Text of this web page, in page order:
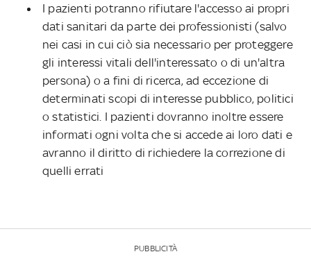
I pazienti potranno rifiutare l'accesso ai propri
dati sanitari da parte dei professionisti (salvo
nei casi in cui ciò sia necessario per proteggere
gli interessi vitali dell'interessato o di un'altra
persona) o a fini di ricerca, ad eccezione di
determinati scopi di interesse pubblico, politici
o statistici. I pazienti dovranno inoltre essere
informati ogni volta che si accede ai loro dati e
avranno il diritto di richiedere la correzione di
quelli errati
PUBBLICITÀ